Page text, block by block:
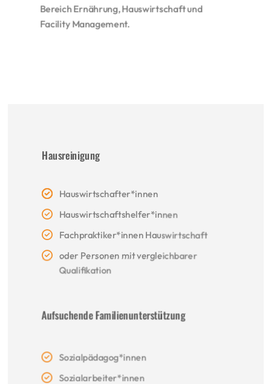
Bereich Ernährung, Hauswirtschaft und
Facility Management.
Hausreinigung
Hauswirtschafter*innen
Hauswirtschaftshelfer*innen
Fachpraktiker*innen Hauswirtschaft
oder Personen mit vergleichbarer
Qualifikation
Aufsuchende Familienunterstützung
Sozialpädagog*innen
Sozialarbeiter*innen